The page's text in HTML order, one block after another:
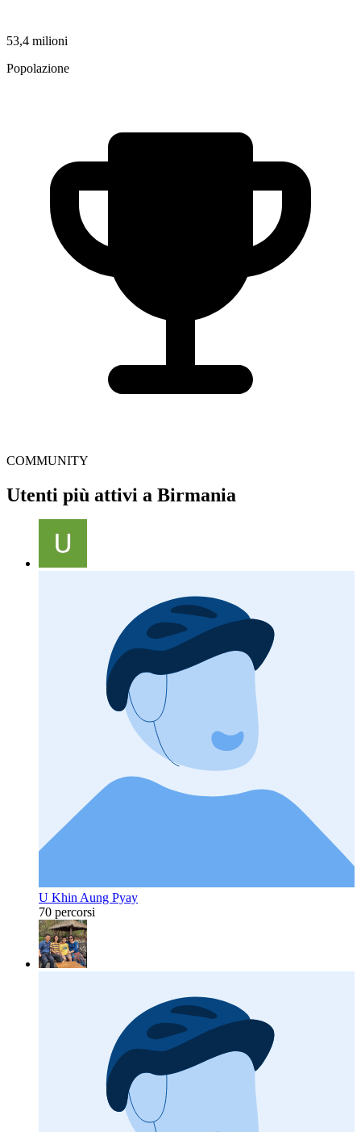
53,4 milioni
Popolazione
COMMUNITY
Utenti più attivi a Birmania
U Khin Aung Pyay
70 percorsi